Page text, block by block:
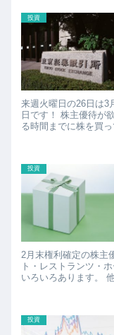
投資
来週火曜日の26日は3
日です！ 株主優待が欲しい場合は来週火曜日の取引所が開いてい
る時間までに株を買っておく
投資
2月末権利確定の株主
ト・レストランツ・
いろいろあります。 他にはビックカメラとかイオンとかも。 長期
投資